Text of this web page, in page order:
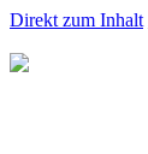
Direkt zum Inhalt